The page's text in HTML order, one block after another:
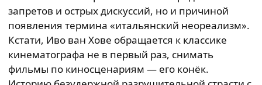
запретов и острых дискуссий, но и причиной
появления термина «итальянский неореализм».
Кстати, Иво ван Хове обращается к классике
кинематографа не в первый раз, снимать
фильмы по киносценариям — его конёк.